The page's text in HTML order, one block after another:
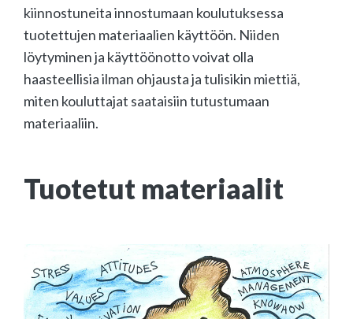
kiinnostuneita innostumaan koulutuksessa
tuotettujen materiaalien käyttöön. Niiden
löytyminen ja käyttöönotto voivat olla
haasteellisia ilman ohjausta ja tulisikin miettiä,
miten kouluttajat saataisiin tutustumaan
materiaaliin.
Tuotetut materiaalit